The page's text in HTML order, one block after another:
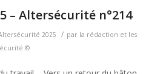
– Altersécurité n°214
2025 / par la rédaction et les
©